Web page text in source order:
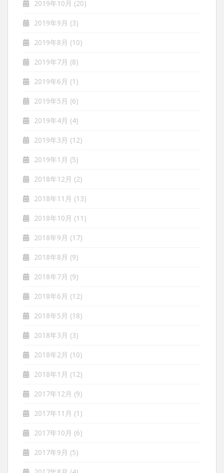
2019年10月 (20)
2019年9月 (3)
2019年8月 (10)
2019年7月 (8)
2019年6月 (1)
2019年5月 (6)
2019年4月 (4)
2019年3月 (12)
2019年1月 (5)
2018年12月 (2)
2018年11月 (13)
2018年10月 (11)
2018年9月 (17)
2018年8月 (9)
2018年7月 (9)
2018年6月 (12)
2018年5月 (18)
2018年3月 (3)
2018年2月 (10)
2018年1月 (12)
2017年12月 (9)
2017年11月 (1)
2017年10月 (6)
2017年9月 (5)